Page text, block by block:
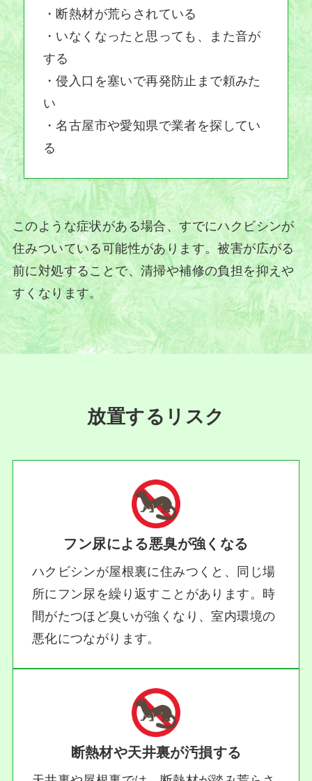
・断熱材が荒らされている
・いなくなったと思っても、また音が
する
・侵入口を塞いで再発防止まで頼みた
い
・名古屋市や愛知県で業者を探してい
る
このような症状がある場合、すでにハクビシンが
住みついている可能性があります。被害が広がる
前に対処することで、清掃や補修の負担を抑えや
すくなります。
放置するリスク
フン尿による悪臭が強くなる
ハクビシンが屋根裏に住みつくと、同じ場
所にフン尿を繰り返すことがあります。時
間がたつほど臭いが強くなり、室内環境の
悪化につながります。
断熱材や天井裏が汚損する